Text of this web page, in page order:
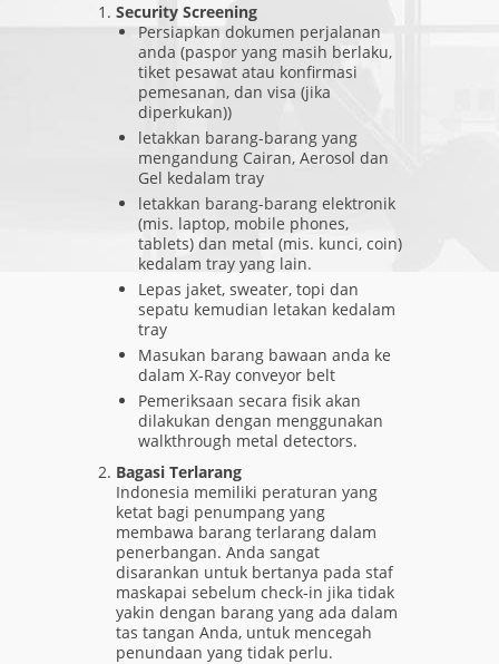
Security Screening
Persiapkan dokumen perjalanan
anda (paspor yang masih berlaku,
tiket pesawat atau konfirmasi
pemesanan, dan visa (jika
diperkukan))
letakkan barang-barang yang
mengandung Cairan, Aerosol dan
Gel kedalam tray
letakkan barang-barang elektronik
(mis. laptop, mobile phones,
tablets) dan metal (mis. kunci, coin)
kedalam tray yang lain.
Lepas jaket, sweater, topi dan
sepatu kemudian letakan kedalam
tray
Masukan barang bawaan anda ke
dalam X-Ray conveyor belt
Pemeriksaan secara fisik akan
dilakukan dengan menggunakan
walkthrough metal detectors.
Bagasi Terlarang
Indonesia memiliki peraturan yang
ketat bagi penumpang yang
membawa barang terlarang dalam
penerbangan. Anda sangat
disarankan untuk bertanya pada staf
maskapai sebelum check-in jika tidak
yakin dengan barang yang ada dalam
tas tangan Anda, untuk mencegah
penundaan yang tidak perlu.